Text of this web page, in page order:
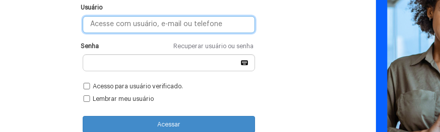
Usuário
Senha Recuperar usuário ou senha
Acesso para usuário verificado.
Lembrar meu usuário
Acessar